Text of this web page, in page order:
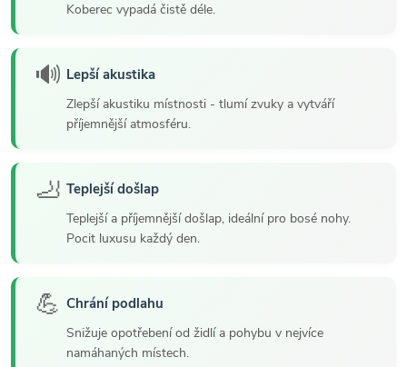
Koberec vypadá čistě déle.
🔊 Lepší akustika
Zlepší akustiku místnosti - tlumí zvuky a vytváří
příjemnější atmosféru.
🦶 Teplejší došlap
Teplejší a příjemnější došlap, ideální pro bosé nohy.
Pocit luxusu každý den.
💪 Chrání podlahu
Snižuje opotřebení od židlí a pohybu v nejvíce
namáhaných místech.